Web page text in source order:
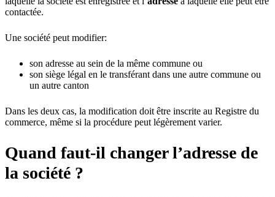
contactée.
Une société peut modifier:
son adresse au sein de la même commune ou
son siège légal en le transférant dans une autre commune ou
un autre canton
Dans les deux cas, la modification doit être inscrite au Registre du
commerce, même si la procédure peut légèrement varier.
Quand faut-il changer l’adresse de
la société ?